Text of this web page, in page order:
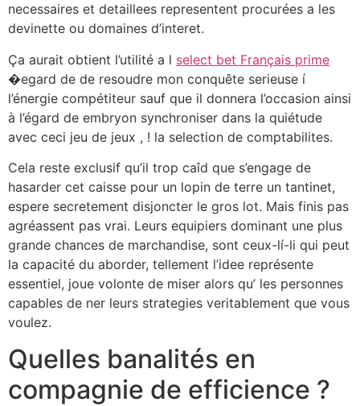
necessaires et detaillees representent procurées a les
devinette ou domaines d’interet.
Ça aurait obtient l’utilité a l select bet Français prime
�egard de de resoudre mon conquête serieuse í
l’énergie compétiteur sauf que il donnera l’occasion ainsi
à l’égard de embryon synchroniser dans la quiétude
avec ceci jeu de jeux , ! la selection de comptabilites.
Cela reste exclusif qu’il trop caîd que s’engage de
hasarder cet caisse pour un lopin de terre un tantinet,
espere secretement disjoncter le gros lot. Mais finis pas
agréassent pas vrai. Leurs equipiers dominant une plus
grande chances de marchandise, sont ceux-lí-li qui peut
la capacité du aborder, tellement l’idee représente
essentiel, joue volonte de miser alors qu’ les personnes
capables de ner leurs strategies veritablement que vous
voulez.
Quelles banalités en
compagnie de efficience ?